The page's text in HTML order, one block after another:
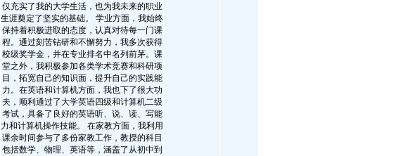
仅充实了我的大学生活，也为我未来的职业
生涯奠定了坚实的基础。 学业方面，我始终
保持着积极进取的态度，认真对待每一门课
程。通过刻苦钻研和不懈努力，我多次获得
校级奖学金，并在专业排名中名列前茅。课
堂之外，我积极参加各类学术竞赛和科研项
目，拓宽自己的知识面，提升自己的实践能
力。在英语和计算机方面，我也下了很大功
夫，顺利通过了大学英语四级和计算机二级
考试，具备了良好的英语听、说、读、写能
力和计算机操作技能。 在家教方面，我利用
课余时间参与了多份家教工作，教授的科目
包括数学、物理、英语等，涵盖了从初中到